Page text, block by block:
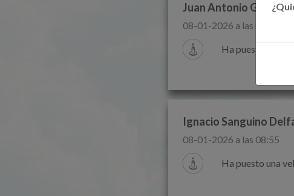
Juan Antonio Guijarro
08-01-2026 a las 09:00
Ha puesto una
Ignacio Sanguino
08-01-2026 a las 08:55
Ha puesto una